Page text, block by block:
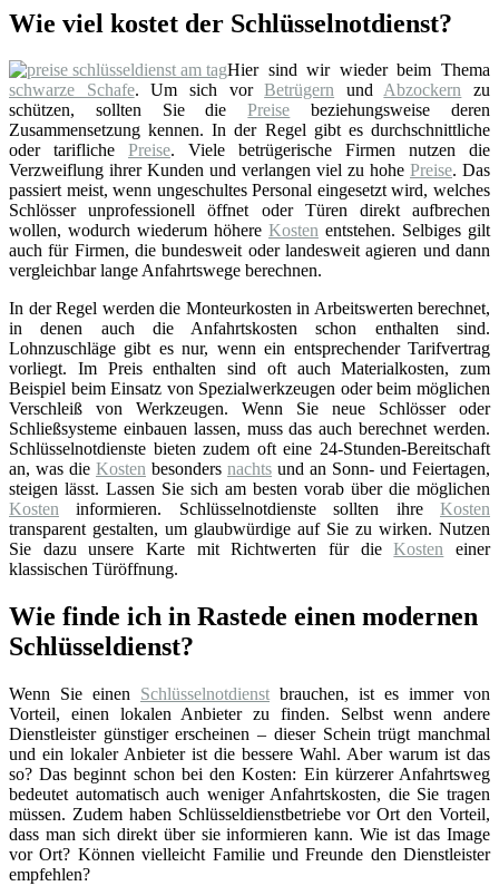
Wie viel kostet der Schlüsselnotdienst?
Hier sind wir wieder beim Thema
schwarze Schafe. Um sich vorBetrügern undAbzockern zu
schützen, sollten Sie diePreise beziehungsweise deren
Zusammensetzung kennen. In der Regel gibt es durchschnittliche
oder tarifliche Preise. Viele betrügerische Firmen nutzen die
Verzweiflung ihrer Kunden und verlangen viel zu hohe Preise. Das
passiert meist, wenn ungeschultes Personal eingesetzt wird, welches
Schlösser unprofessionell öffnet oder Türen direkt aufbrechen
wollen, wodurch wiederum höhere Kosten entstehen. Selbiges gilt
auch für Firmen, die bundesweit oder landesweit agieren und dann
vergleichbar lange Anfahrtswege berechnen.
In der Regel werden die Monteurkosten in Arbeitswerten berechnet,
in denen auch die Anfahrtskosten schon enthalten sind.
Lohnzuschläge gibt es nur, wenn ein entsprechender Tarifvertrag
vorliegt. Im Preis enthalten sind oft auch Materialkosten, zum
Beispiel beim Einsatz von Spezialwerkzeugen oder beim möglichen
Verschleiß von Werkzeugen. Wenn Sie neue Schlösser oder
Schließsysteme einbauen lassen, muss das auch berechnet werden.
Schlüsselnotdienste bieten zudem oft eine 24-Stunden-Bereitschaft
an, was die Kosten besonders nachts und an Sonn- und Feiertagen,
steigen lässt. Lassen Sie sich am besten vorab über die möglichen
Kosten informieren. Schlüsselnotdienste sollten ihre Kosten
transparent gestalten, um glaubwürdige auf Sie zu wirken. Nutzen
Sie dazu unsere Karte mit Richtwerten für dieKosten einer
klassischen Türöffnung.
Wie finde ich in Rastede einen modernen
Schlüsseldienst?
Wenn Sie einen Schlüsselnotdienst brauchen, ist es immer von
Vorteil, einen lokalen Anbieter zu finden. Selbst wenn andere
Dienstleister günstiger erscheinen – dieser Schein trügt manchmal
und ein lokaler Anbieter ist die bessere Wahl. Aber warum ist das
so? Das beginnt schon bei den Kosten: Ein kürzerer Anfahrtsweg
bedeutet automatisch auch weniger Anfahrtskosten, die Sie tragen
müssen. Zudem haben Schlüsseldienstbetriebe vor Ort den Vorteil,
dass man sich direkt über sie informieren kann. Wie ist das Image
vor Ort? Können vielleicht Familie und Freunde den Dienstleister
empfehlen?